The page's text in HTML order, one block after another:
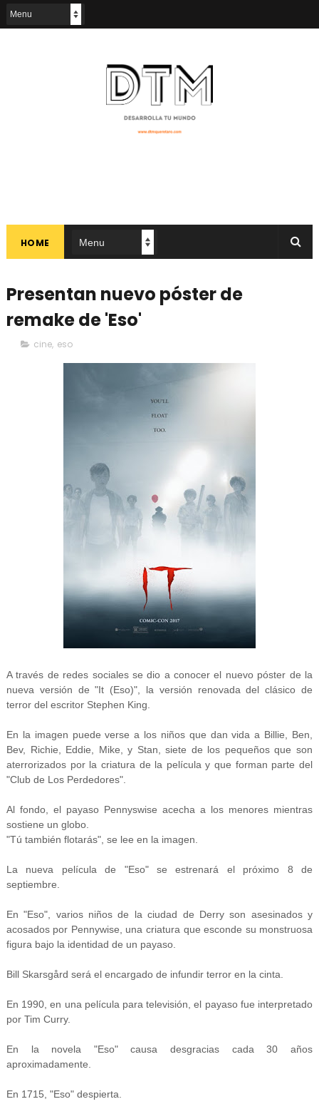
HOME
Presentan nuevo póster de
remake de 'Eso'
cine, eso
A través de redes sociales se dio a conocer el nuevo póster de la
nueva versión de "It (Eso)", la versión renovada del clásico de
terror del escritor Stephen King.
En la imagen puede verse a los niños que dan vida a Billie, Ben,
Bev, Richie, Eddie, Mike, y Stan, siete de los pequeños que son
aterrorizados por la criatura de la película y que forman parte del
"Club de Los Perdedores".
Al fondo, el payaso Pennyswise acecha a los menores mientras
sostiene un globo.
"Tú también flotarás", se lee en la imagen.
La nueva película de "Eso" se estrenará el próximo 8 de
septiembre.
En "Eso", varios niños de la ciudad de Derry son asesinados y
acosados por Pennywise, una criatura que esconde su monstruosa
figura bajo la identidad de un payaso.
Bill Skarsgård será el encargado de infundir terror en la cinta.
En 1990, en una película para televisión, el payaso fue interpretado
por Tim Curry.
En la novela "Eso" causa desgracias cada 30 años
aproximadamente.
En 1715, "Eso" despierta.